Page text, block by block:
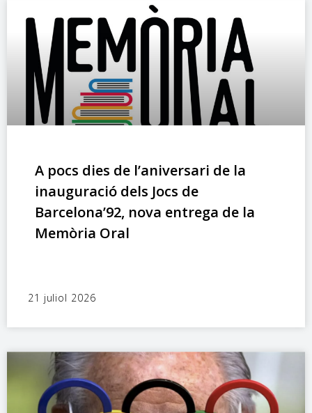
A pocs dies de l’aniversari de la
inauguració dels Jocs de
Barcelona’92, nova entrega de la
Memòria Oral
21 juliol 2026